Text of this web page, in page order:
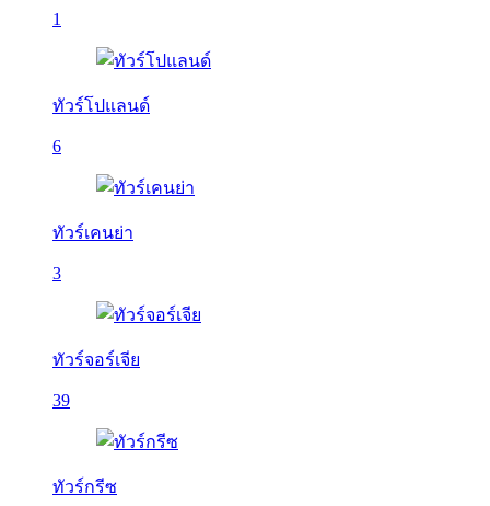
1
ทัวร์โปแลนด์
6
ทัวร์เคนย่า
3
ทัวร์จอร์เจีย
39
ทัวร์กรีซ